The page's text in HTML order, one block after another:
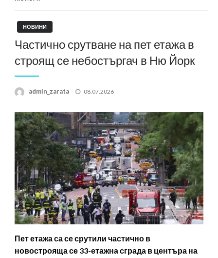
НОВИНИ
Частично срутване на пет етажа в
строящ се небостъргач в Ню Йорк
admin_zarata
Posted
08.07.2026
Пет етажа са се срутили частично в
новострояща се 33-етажна сграда в центъра на